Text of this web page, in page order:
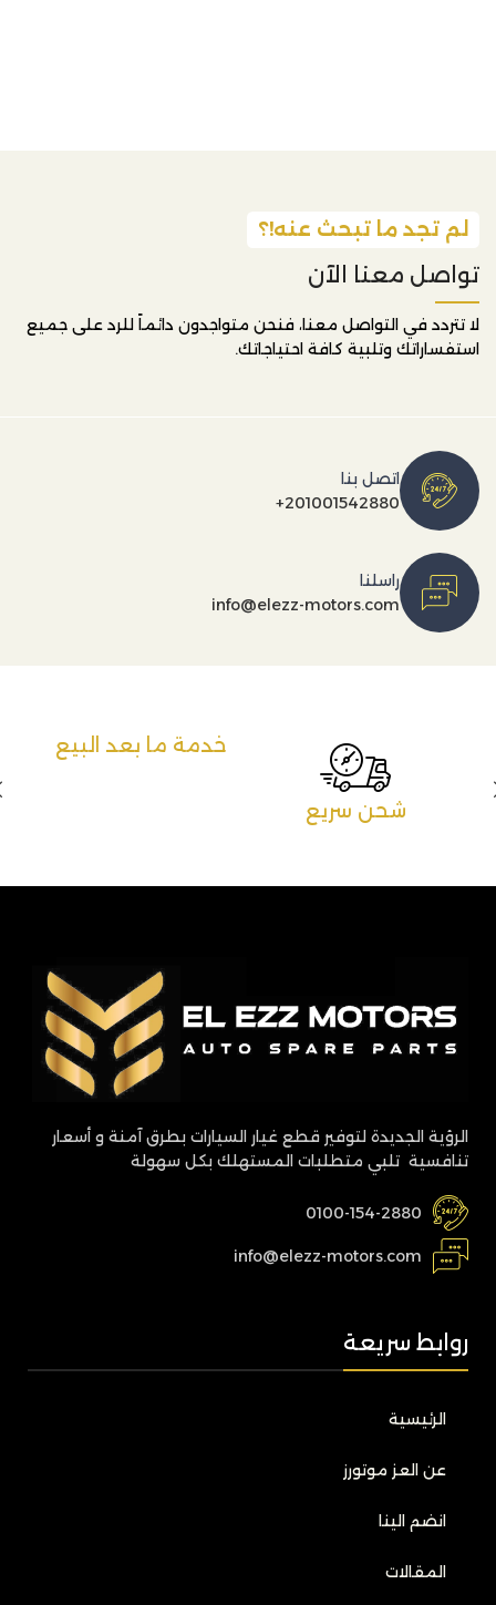
لم تجد ما تبحث عنه!؟
تواصل معنا الآن
لا تتردد في التواصل معنا، فنحن متواجدون دائماً للرد على جميع
استفساراتك وتلبية كافة احتياجاتك.
اتصل بنا
+201001542880
راسلنا
info@elezz-motors.com
شحن سريع
خدمة ما بعد البيع
الرؤية الجديدة لتوفير قطع غيار السيارات بطرق آمنة و أسعار
تنافسية تلبي متطلبات المستهلك بكل سهولة
0100-154-2880
info@elezz-motors.com
روابط سريعة
الرئيسية
عن العز موتورز
انضم الينا
المقالات